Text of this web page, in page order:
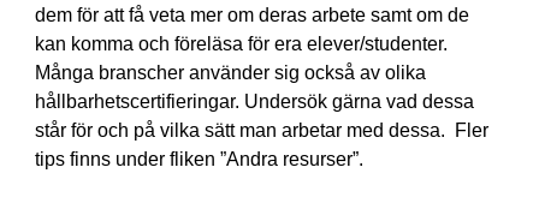
dem för att få veta mer om deras arbete samt om de
kan komma och föreläsa för era elever/studenter.
Många branscher använder sig också av olika
hållbarhetscertifieringar. Undersök gärna vad dessa
står för och på vilka sätt man arbetar med dessa. Fler
tips finns under fliken ”Andra resurser”.